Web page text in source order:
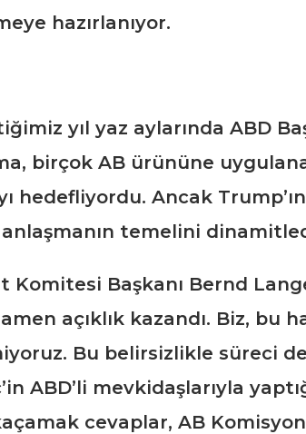
hazırlanıyor.
yıl yaz aylarında ABD
birçok AB ürününe
hedefliyordu. Ancak
temelini
Başkanı Bernd
açıklık kazandı. Biz,
Bu belirsizlikle süreci
ABD’li mevkidaşlarıyla
cevaplar, AB